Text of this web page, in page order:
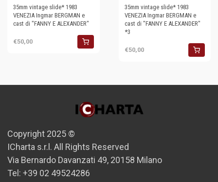
35mm vintage slide* 1983
VENEZIA Ingmar BERGMAN e
cast di "FANNY E ALEXANDER"
€50,00
35mm vintage slide* 1983
VENEZIA Ingmar BERGMAN e
cast di "FANNY E ALEXANDER"
*3
€50,00
Copyright 2025 ©
ICharta s.r.l. All Rights Reserved
Via Bernardo Davanzati 49, 20158 Milano
Tel: +39 02 49524286